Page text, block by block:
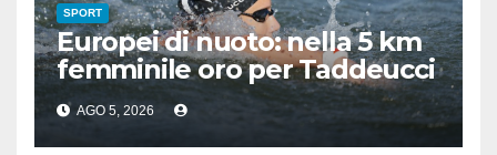
SPORT
Europei di nuoto: nella 5 km
femminile oro per Taddeucci
e bronzo per Pozzobon
AGO 5, 2026